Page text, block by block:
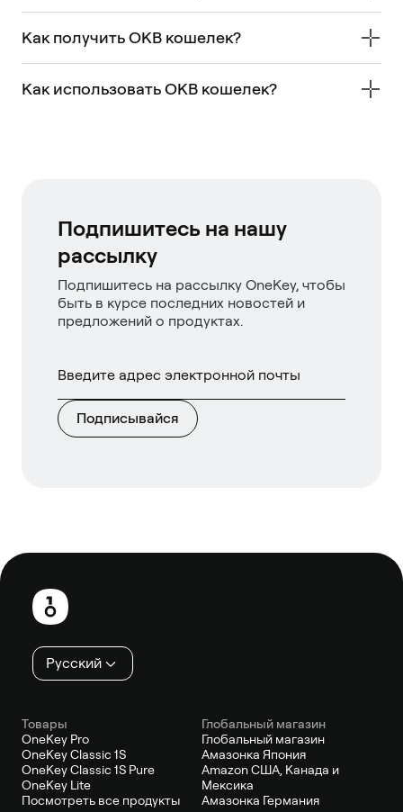
Как получить OKB кошелек?
Как использовать OKB кошелек?
Подпишитесь на нашу
рассылку
Подпишитесь на рассылку OneKey, чтобы
быть в курсе последних новостей и
предложений о продуктах.
Подписывайся
Нижний
колонтитул
Русский
Товары
OneKey Pro
OneKey Classic 1S
OneKey Classic 1S Pure
OneKey Lite
Посмотреть все продукты
Глобальный магазин
Глобальный магазин
Амазонка Япония
Amazon США, Канада и
Мексика
Амазонка Германия